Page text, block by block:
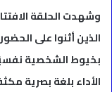
وشهدت الحلقة
الذين أثنوا على
بخيوط الشخصية نفسيًا
الأداء بلغة بصرية